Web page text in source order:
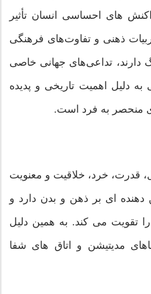
های احساسی انسان تأثیر
ذهنی و تفاوت‌های فرهنگی
تداعی‌های جهانی خاصی
به دلیل اهمیت تاریخی و پدیده
منحصر به فرد است.
قدرت، خرد، خلاقیت و معنویت
ای بر ذهن و بدن دارد و
می کند. به همین دلیل
مدیتیشن و اتاق های شفا